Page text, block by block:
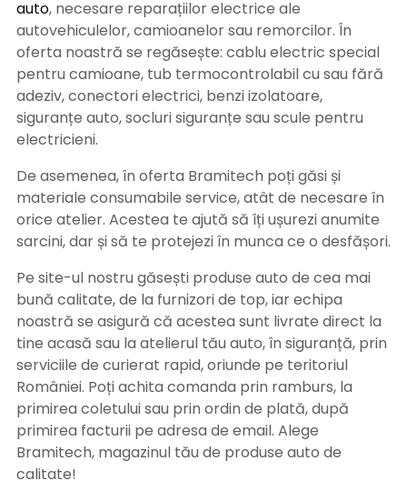
auto, necesare reparațiilor electrice ale
autovehiculelor, camioanelor sau remorcilor. În
oferta noastră se regăsește: cablu electric special
pentru camioane, tub termocontrolabil cu sau fără
adeziv, conectori electrici, benzi izolatoare,
siguranțe auto, socluri siguranțe sau scule pentru
electricieni.
De asemenea, în oferta Bramitech poți găsi și
materiale consumabile service, atât de necesare în
orice atelier. Acestea te ajută să îți ușurezi anumite
sarcini, dar și să te protejezi în munca ce o desfășori.
Pe site-ul nostru găsești produse auto de cea mai
bună calitate, de la furnizori de top, iar echipa
noastră se asigură că acestea sunt livrate direct la
tine acasă sau la atelierul tău auto, în siguranță, prin
serviciile de curierat rapid, oriunde pe teritoriul
României. Poți achita comanda prin ramburs, la
primirea coletului sau prin ordin de plată, după
primirea facturii pe adresa de email. Alege
Bramitech, magazinul tău de produse auto de
calitate!